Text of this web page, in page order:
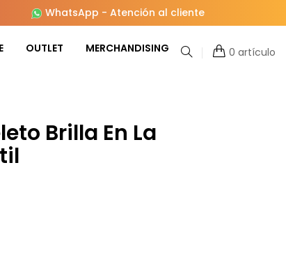
WhatsApp - Atención al cliente
OUTLET MERCHANDISING 0 artículo
Brilla En La